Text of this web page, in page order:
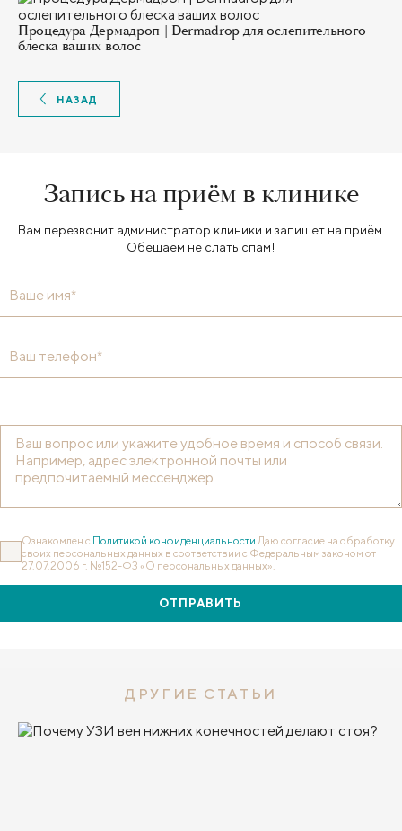
Процедура Дермадроп | Dermadrop для ослепительного
блеска ваших волос
НАЗАД
Запись на приём в клинике
Вам перезвонит администратор клиники и запишет на приём.
Обещаем не слать спам!
Ваше имя*
Ваш телефон*
Ознакомлен с Политикой конфиденциальности Даю согласие на обработку
своих персональных данных в соответствии с Федеральным законом от
27.07.2006 г. №152-ФЗ «О персональных данных».
ОТПРАВИТЬ
ДРУГИЕ СТАТЬИ